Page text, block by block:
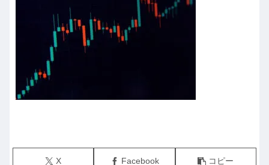
X Facebook コピー